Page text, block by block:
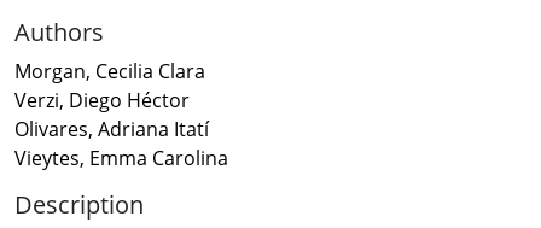
Authors
Morgan, Cecilia Clara
Verzi, Diego Héctor
Olivares, Adriana Itatí
Vieytes, Emma Carolina
Description